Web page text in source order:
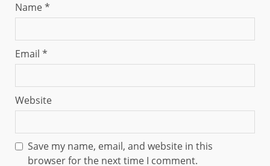
Name*
Email *
Website
Save my name, email, and website in this
browser for the next time I comment.